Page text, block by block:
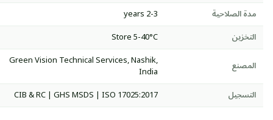
مدة الصلاحية
2-3 years
التخزين
Store 5-40°C
المصنع
Green Vision Technical Services, Nashik,
India
التسجيل
CIB & RC | GHS MSDS | ISO 17025:2017